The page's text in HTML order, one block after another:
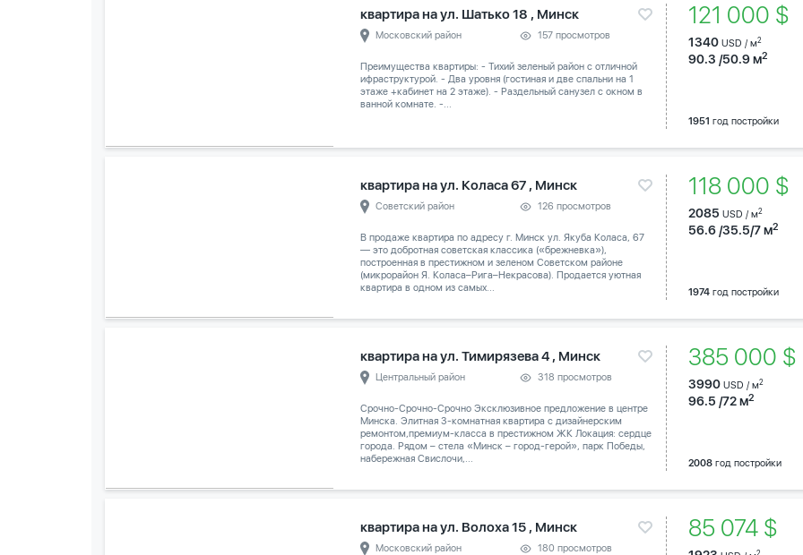
квартира на ул. Шатько 18 , Минск
Московский район 157 просмотров
Преимущества квартиры: - Тихий зеленый район с отличной
ифраструктурой. - Два уровня (гостиная и две спальни на 1
этаже +кабинет на 2 этаже). - Раздельный санузел с окном в
ванной комнате. -...
121 000 $
1340 USD / м2
90.3 /50.9 м2
1951 год постройки
квартира на ул. Коласа 67 , Минск
Советский район 126 просмотров
В продаже квартира по адресу г. Минск ул. Якуба Коласа, 67
— это добротная советская классика («брежневка»),
построенная в престижном и зеленом Советском районе
(микрорайон Я. Коласа–Рига–Некрасова). Продается уютная
квартира в одном из самых...
118 000 $
2085 USD / м2
56.6 /35.5/7 м2
1974год постройки
квартира на ул. Тимирязева 4 , Минск
Центральный район 318 просмотров
Срочно-Срочно-Срочно Эксклюзивное предложение в центре
Минска. Элитная 3-комнатная квартира с дизайнерским
ремонтом,премиум-класса в престижном ЖК Локация: сердце
города. Рядом – стела «Минск – город-герой», парк Победы,
набережная Свислочи,...
385 000
3990 USD / м2
96.5 /72 м2
2008год постройки
квартира на ул. Волоха 15 , Минск
Московский район 180 просмотров
85 074 $